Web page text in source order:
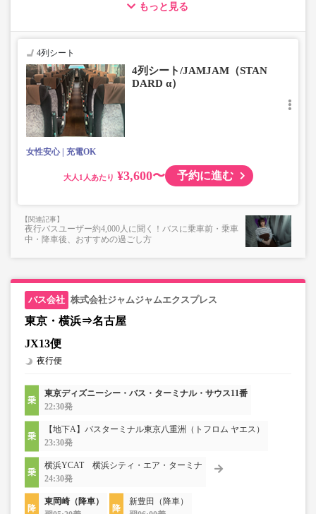
■トランクにてお預かりできる荷物
・3辺合計160cm以内、かつ10kg以下のものをおひとり様1
■お預かりできない荷物（貴重品以外は車内持ち込みも不
可）
楽器・自転車（折りたたみ含む）・ボード等の大きな荷
物、壊れ物、危険物、貴重品、ペット、
上記「トランクにてお預かりできる荷物」の条件を満たさ
もっと見る
4列シート
4列シート/JAMJAM（STAN
DARD α）
女性安心 充電OK
大人 ¥3,600〜 予約に進む
夜行バスユーザー約4,000人に聞く！バスに乗車前・乗車
中・降車後、おすすめの過ごし方
株式会社ジャムジャムエクスプレス
東京・横浜⇒名古屋
JX13便
夜行便
東京ディズニーシー・バス・ターミナル・サウス11番
22:30発
【地下A】バスターミナル東京八重洲（トフロム ヤエス）
23:30発
横浜YCAT 横浜シティ・エア・ターミナ
24:30発
東岡崎（降車）
新豊田（降車）